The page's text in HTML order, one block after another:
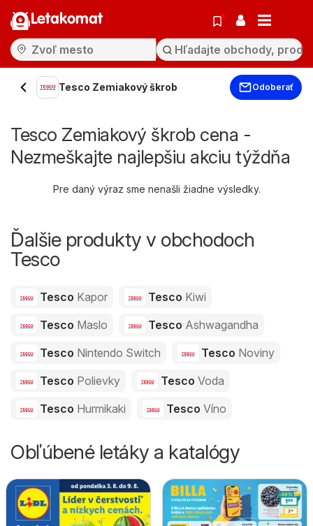
Letakomat
Tesco Zemiakový škrob Odoberať
Tesco Zemiakový škrob cena -
Nezmeškajte najlepšiu akciu týždňa
Pre daný výraz sme nenašli žiadne výsledky.
Ďalšie produkty v obchodoch
Tesco
Tesco Kapor Tesco Kiwi
Tesco Maslo Tesco Ashwagandha
Tesco Nintendo Switch Tesco Noviny
Tesco Polievky Tesco Voda
Tesco Hurmikaki Tesco Víno
Obľúbené letáky a katalógy